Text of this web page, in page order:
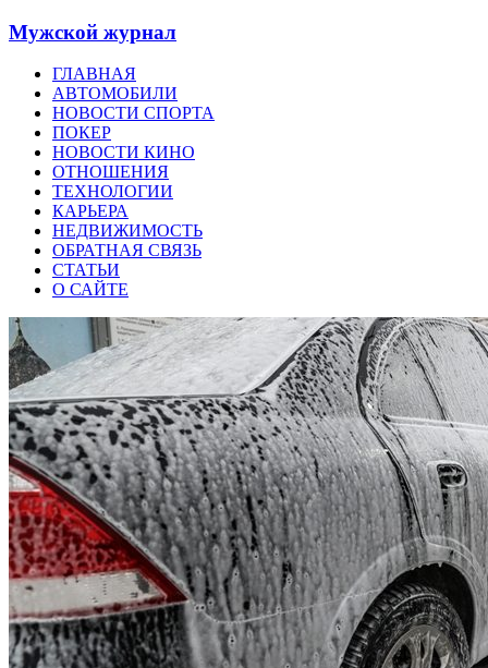
Мужской журнал
ГЛАВНАЯ
АВТОМОБИЛИ
НОВОСТИ СПОРТА
ПОКЕР
НОВОСТИ КИНО
ОТНОШЕНИЯ
ТЕХНОЛОГИИ
КАРЬЕРА
НЕДВИЖИМОСТЬ
ОБРАТНАЯ СВЯЗЬ
СТАТЬИ
О САЙТЕ